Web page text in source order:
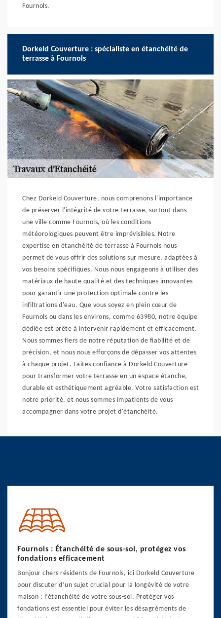
Fournols.
Dorkeld Couverture : spécialiste en étanchéité de
terrasse à Fournols
Chez Dorkeld Couverture, nous comprenons l'importance
de préserver l'intégrité de votre terrasse, surtout dans
une ville comme Fournols, où les conditions
météorologiques peuvent être imprévisibles. Notre
expertise en étanchéité de terrasse à Fournols nous
permet de vous offrir des solutions sur mesure, adaptées à
vos besoins spécifiques. Nous nous engageons à utiliser des
matériaux de haute qualité et des techniques innovantes
pour garantir une protection optimale contre les
infiltrations d'eau. Que vous soyez en plein cœur de
Fournols ou dans les environs, comme 63980, notre équipe
dédiée est prête à intervenir rapidement et efficacement.
Nous sommes fiers de notre réputation de fiabilité et de
précision, et nous nous efforçons de dépasser vos attentes
à chaque projet. Faites confiance à Dorkeld Couverture
pour transformer votre terrasse en un espace étanche,
durable et esthétiquement agréable. Votre satisfaction est
notre priorité, et nous sommes impatients de vous
accompagner dans votre projet d'étanchéité.
Fournols : Étanchéité de sous-sol, protégez vos
fondations efficacement
Bonjour chers résidents de Fournols, ici Dorkeld Couverture
pour discuter d’un sujet crucial pour la longévité de votre
maison : l’étanchéité de votre sous-sol. Protéger vos
fondations est essentiel pour éviter les désagréments de